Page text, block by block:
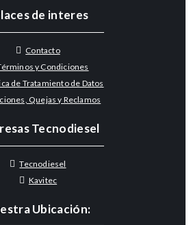
de interes
Contacto
y Condiciones
de Tratamiento de Datos
Quejas y Reclamos
Tecnodiesel
Tecnodiesel
Kavitec
Ubicación: